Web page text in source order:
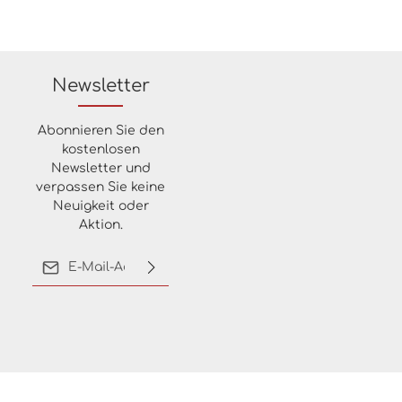
Newsletter
Abonnieren Sie den
kostenlosen
Newsletter und
verpassen Sie keine
Neuigkeit oder
Aktion.